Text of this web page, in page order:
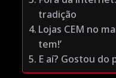
tradição
Lojas CEM no
tem!’
E aí? Gostou do